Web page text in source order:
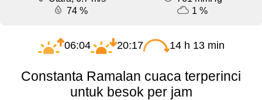
74 %
1 %
06:04 20:17 14 h 13 min
Constanta Ramalan cuaca terperinci
untuk besok per jam